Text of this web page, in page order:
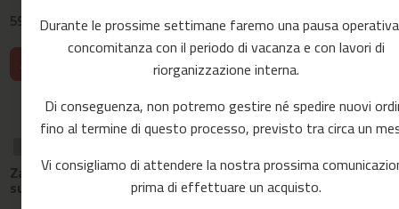
Durante le prossime settimane faremo una pausa
concomitanza con il periodo di vacanza e con lavori di
riorganizzazione interna.
Di conseguenza, non potremo gestire né spedire nuovi
fino al termine di questo processo, previsto tra circa un
Vi consigliamo di attendere la nostra prossima
prima di effettuare un acquisto.
59,99 € 26,99 €
Aggiungi al carrello
41,99 €
Zaino per paddle
surf DANTA
Sacca stagna
DANTA
Custodia